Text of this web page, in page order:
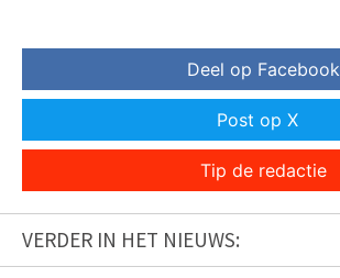
Deel op Facebook
Post op X
Tip de redactie
VERDER IN HET NIEUWS: